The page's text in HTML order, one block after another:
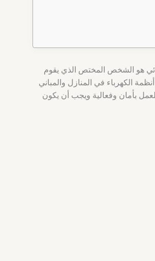
هو الشخص المختص الذي يقوم
الكهرباء في المنازل والمباني
بأمان وفعالية ويجب أن يكون